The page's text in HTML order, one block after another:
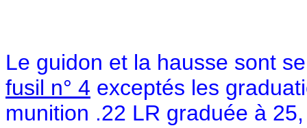
Le guidon et la hausse sont
fusil n° 4 exceptés les
munition .22 LR graduée à